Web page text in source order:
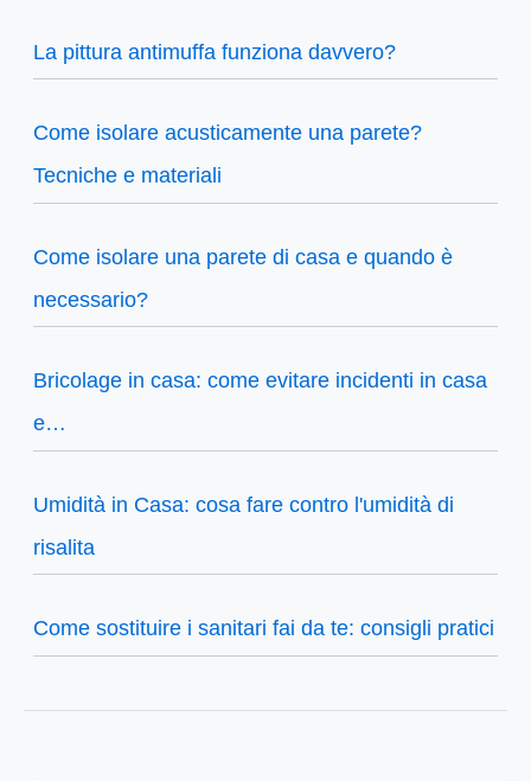
La pittura antimuffa funziona davvero?
Come isolare acusticamente una parete?
Tecniche e materiali
Come isolare una parete di casa e quando è
necessario?
Bricolage in casa: come evitare incidenti in casa
e…
Umidità in Casa: cosa fare contro l'umidità di
risalita
Come sostituire i sanitari fai da te: consigli pratici